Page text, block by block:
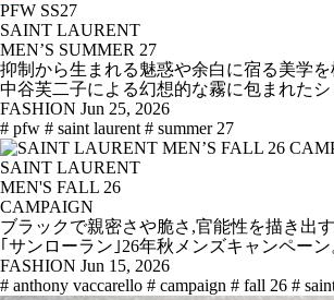
PFW SS27
SAINT LAURENT
MEN’S SUMMER 27
抑制から生まれる魅惑や余白に宿る美学を
中谷芙二子による幻想的な霧に包まれたシ
FASHION Jun 25, 2026
# pfw # saint laurent # summer 27
SAINT LAURENT
MEN'S FALL 26
CAMPAIGN
ブラックで親密さや脆さ,官能性を描き出
｢サンローラン｣26年秋メンズキャンペーン
FASHION Jun 15, 2026
# anthony vaccarello # campaign # fall 26 #